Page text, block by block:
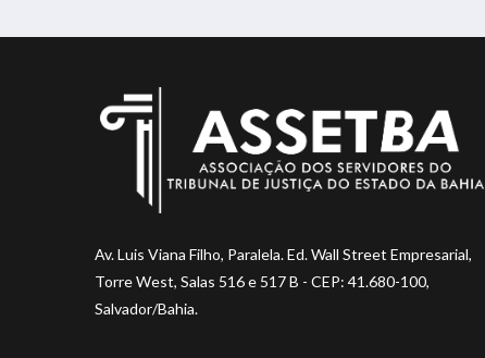
Av. Luis Viana Filho, Paralela. Ed. Wall Street Empresarial,
Torre West, Salas 516 e 517 B - CEP: 41.680-100,
Salvador/Bahia.